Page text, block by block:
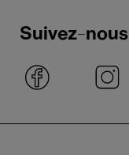
Suivez-nous